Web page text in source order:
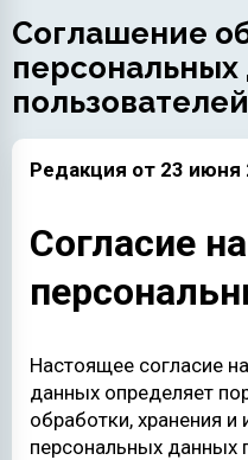
Соглашение
пользователей
Редакция от 23 июня
Согласие
Настоящее согласие
данных определяет
обработки, хранения и
персональных данных